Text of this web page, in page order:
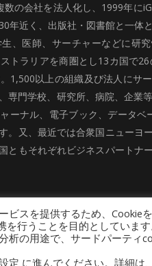
の会社を法人化し、1999年に
年近く、出版社・図書館と一体
、医師、サーチャーなどに研
トラリアを商圏とし13カ国で
1,500以上の組織及び法人にサー
専門学校、研究所、病院、企業
ーナル、電子ブック、データベ
。又、最近では合衆国ニューヨ
ともそれぞれビジネスパートナ
問い合わせ サイトマップ プラ
ビスを提供するため、
を行うことを目的としています
析の用途で、サードパーテ
定 に進んでください。詳細は